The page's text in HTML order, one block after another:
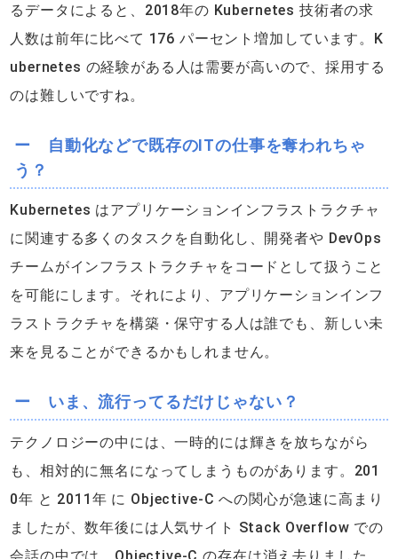
るデータによると、2018年の Kubernetes 技術者の求
人数は前年に比べて 176 パーセント増加しています。K
ubernetes の経験がある人は需要が高いので、採用する
のは難しいですね。
ー 自動化などで既存のITの仕事を奪われちゃ
う？
Kubernetes はアプリケーションインフラストラクチャ
に関連する多くのタスクを自動化し、開発者や DevOps
チームがインフラストラクチャをコードとして扱うこと
を可能にします。それにより、アプリケーションインフ
ラストラクチャを構築・保守する人は誰でも、新しい未
来を見ることができるかもしれません。
ー いま、流行ってるだけじゃない？
テクノロジーの中には、一時的には輝きを放ちながら
も、相対的に無名になってしまうものがあります。201
0年 と 2011年 に Objective-C への関心が急速に高まり
ましたが、数年後には人気サイト Stack Overflow での